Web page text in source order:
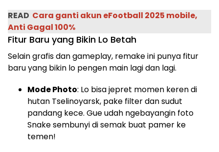
READ Cara ganti akun eFootball 2025 mobile,
Anti Gagal 100%
Fitur Baru yang Bikin Lo Betah
Selain grafis dan gameplay, remake ini punya fitur
baru yang bikin lo pengen main lagi dan lagi.
Mode Photo: Lo bisa jepret momen keren di
hutan Tselinoyarsk, pake filter dan sudut
pandang kece. Gue udah ngebayangin foto
Snake sembunyi di semak buat pamer ke
temen!